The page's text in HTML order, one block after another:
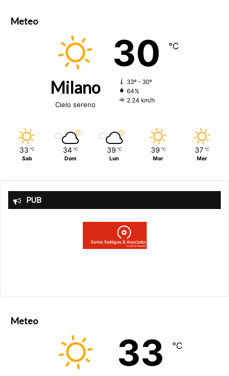
Meteo
Milano
Cielo sereno
30 ℃
33º - 30º
64%
2.24 km/h
33 ℃
Sab
34 ℃
Dom
39 ℃
Lun
39 ℃
Mar
37 ℃
Mer
PUB
Meteo
33 ℃